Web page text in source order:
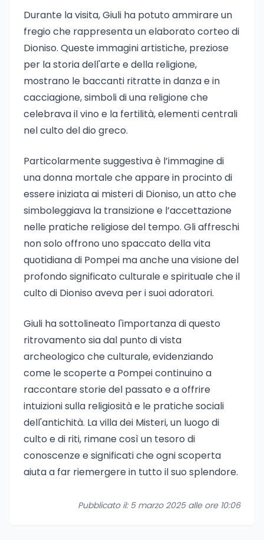
Durante la visita, Giuli ha potuto ammirare un
fregio che rappresenta un elaborato corteo di
Dioniso. Queste immagini artistiche, preziose
per la storia dell'arte e della religione,
mostrano le baccanti ritratte in danza e in
cacciagione, simboli di una religione che
celebrava il vino e la fertilità, elementi centrali
nel culto del dio greco.
Particolarmente suggestiva è l’immagine di
una donna mortale che appare in procinto di
essere iniziata ai misteri di Dioniso, un atto che
simboleggiava la transizione e l’accettazione
nelle pratiche religiose del tempo. Gli affreschi
non solo offrono uno spaccato della vita
quotidiana di Pompei ma anche una visione del
profondo significato culturale e spirituale che il
culto di Dioniso aveva per i suoi adoratori.
Giuli ha sottolineato l'importanza di questo
ritrovamento sia dal punto di vista
archeologico che culturale, evidenziando
come le scoperte a Pompei continuino a
raccontare storie del passato e a offrire
intuizioni sulla religiosità e le pratiche sociali
dell'antichità. La villa dei Misteri, un luogo di
culto e di riti, rimane così un tesoro di
conoscenze e significati che ogni scoperta
aiuta a far riemergere in tutto il suo splendore.
Pubblicato il: 5 marzo 2025 alle ore 10:06